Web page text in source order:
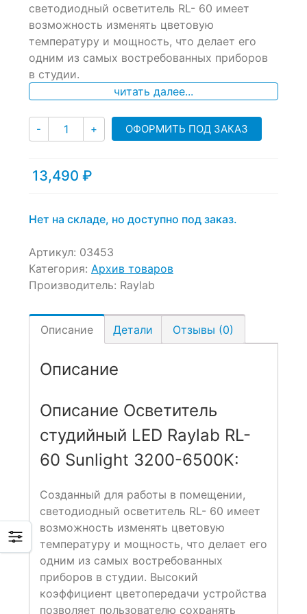
on
customer
ratings
светодиодный осветитель RL- 60 имеет
возможность изменять цветовую
температуру и мощность, что делает его
одним из самых востребованных приборов
в студии.
читать далее...
- Количество
+ ОФОРМИТЬ ПОД ЗАКАЗ
13,490 ₽
Нет на складе, но доступно под заказ.
Артикул: 03453
Категория: Архив товаров
Производитель: Raylab
Описание Детали Отзывы (0)
Описание
Описание Осветитель
студийный LED Raylab RL-
60 Sunlight 3200-6500K:
Созданный для работы в помещении,
светодиодный осветитель RL- 60 имеет
возможность изменять цветовую
температуру и мощность, что делает его
одним из самых востребованных
приборов в студии. Высокий
коэффициент цветопередачи устройства
позволяет пользователю сохранять